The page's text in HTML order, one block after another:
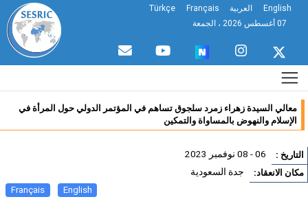
English العربية Français
Türkçe
معالي السيدة زهراء زمرد سلجوق تساهم في المؤتمر الدولي حول المرأة في
الإسلام والنهوض بالمساواة والتمكين
: 06 - 08 نوفمبر 2023
الانعقاد: جدة السعودية
English
Français